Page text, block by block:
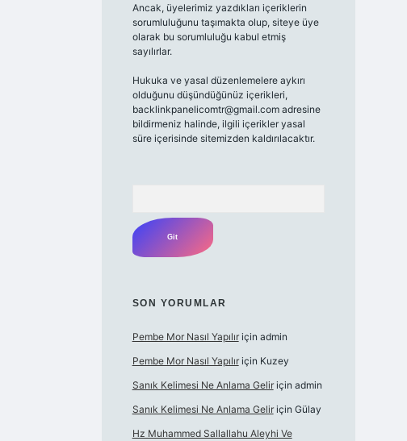
Ancak, üyelerimiz yazdıkları içeriklerin
sorumluluğunu taşımakta olup, siteye üye
olarak bu sorumluluğu kabul etmiş
sayılırlar.
Hukuka ve yasal düzenlemelere aykırı
olduğunu düşündüğünüz içerikleri,
backlinkpanelicomtr@gmail.comadresine
bildirmeniz halinde, ilgili içerikler yasal
süre içerisinde sitemizden kaldırılacaktır.
SON YORUMLAR
Pembe Mor Nasıl Yapılıriçin admin
Pembe Mor Nasıl Yapılıriçin Kuzey
Sanık Kelimesi Ne Anlama Geliriçin admin
Sanık Kelimesi Ne Anlama Geliriçin Gülay
Hz Muhammed Sallallahu Aleyhi Ve